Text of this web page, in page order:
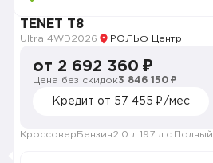
TENET T8
Ultra 4WD2026 РОЛЬФ Центр
от 2 692 360 ₽
Цена без скидок3 846 150 ₽
Кредит от 57 455 ₽/мес
Кроссовер Бензин2.0 л. 197 л.с. Полный